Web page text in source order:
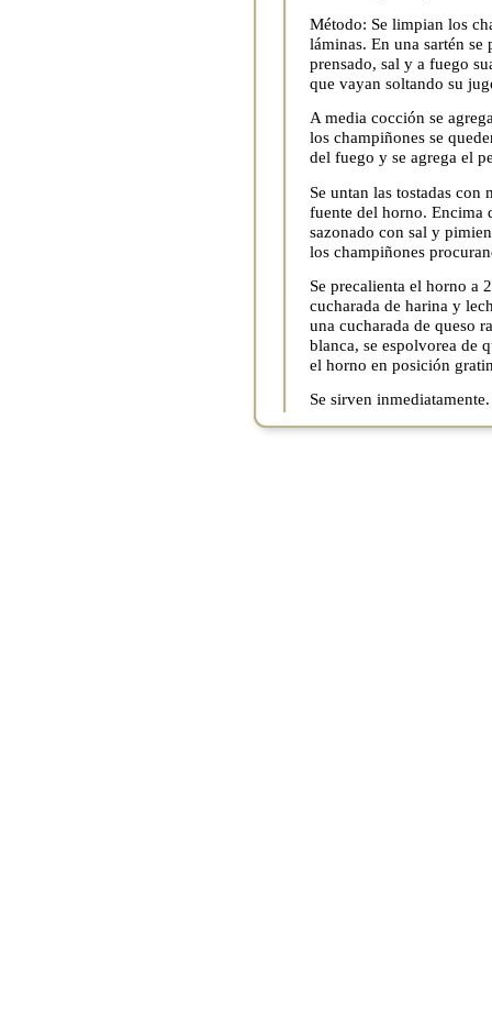
Método: Se limpian los
láminas. En una sartén
prensado, sal y a fuego
que vayan soltando su
A media cocción se
los champiñones se
del fuego y se agrega el
Se untan las tostadas
fuente del horno. Encima
sazonado con sal y
los champiñones
Se precalienta el horno a
cucharada de harina y
una cucharada de queso
blanca, se espolvorea de
el horno en posición
Se sirven inmediatamente.